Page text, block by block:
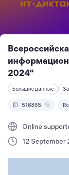
2024"
Большие данные
516865
Online
12